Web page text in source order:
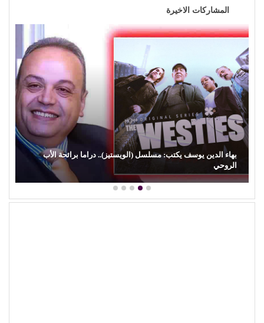
المشاركات الاخيرة
كمال زغلول يكتب: البنية الثقافية والإبداع الشعبي (29).. (السيرة
الهلالية) وآفة…